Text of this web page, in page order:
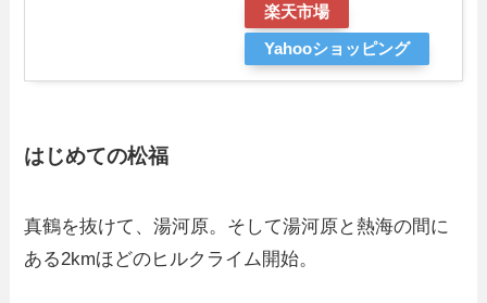
楽天市場
Yahooショッピング
はじめての松福
真鶴を抜けて、湯河原。そして湯河原と熱海の間に
ある2kmほどのヒルクライム開始。